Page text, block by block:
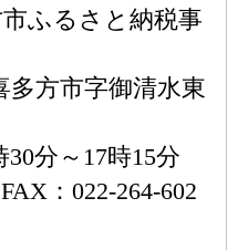
ふるさと納税事
方市字御清水東
分～17時15分
：022-264-602